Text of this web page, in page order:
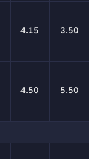
4.15 3.50
4.50 5.50